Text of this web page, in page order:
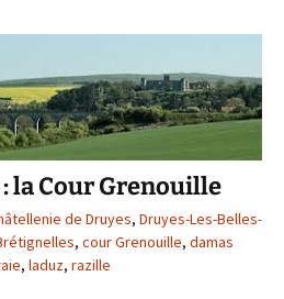
la Cour Grenouille
de Druyes, Druyes-Les-Belles-
, cour Grenouille, damas
, laduz, razille